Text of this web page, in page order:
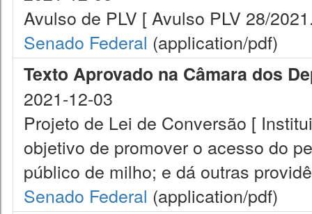
Avulso de PLV [ Avulso PLV 28/
Senado Federal (application/pdf)
Texto Aprovado na Câmara dos
2021-12-03
Projeto de Lei de Conversão [
objetivo de promover o acesso do
público de milho; e dá outras
Senado Federal (application/pdf)